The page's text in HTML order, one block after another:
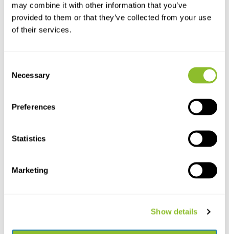
may combine it with other information that you’ve
provided to them or that they’ve collected from your use
of their services.
Selection
Necessary
Preferences
Statistics
Marketing
Show details
€13,07
+31502053300